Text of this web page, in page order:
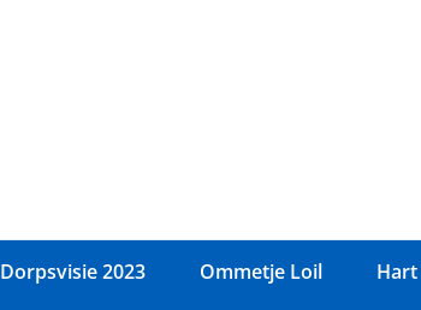
Dorpsvisie 2023 Ommetje Loil Hart